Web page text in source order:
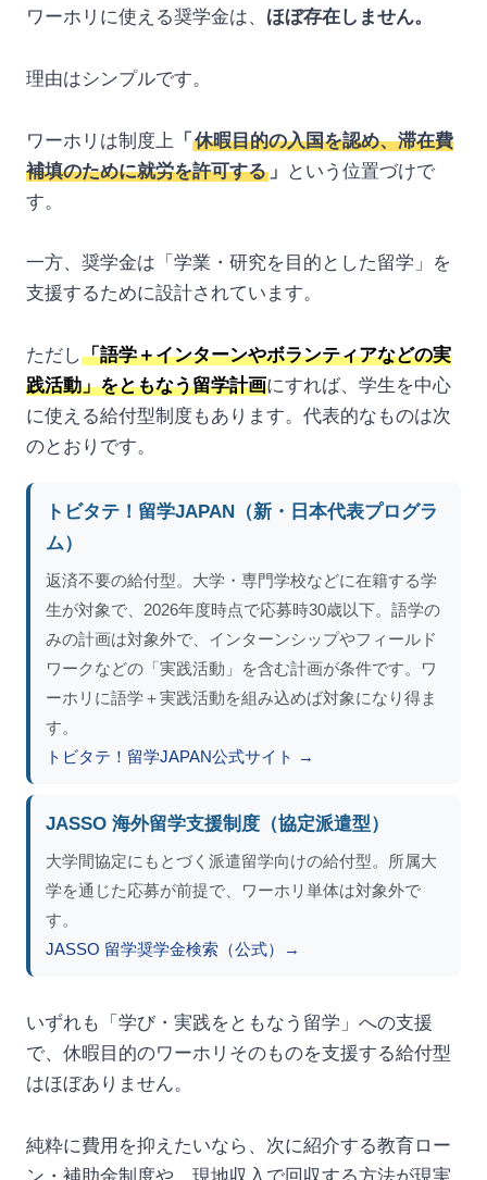
ワーホリに使える奨学金は、 ほぼ存在しません。
理由はシンプルです。
ワーホリは制度上 「 休暇目的の入国を認め、滞在費
補填のために就労を許可する」
という位置づけで
す。
一方、奨学金は「学業・研究を目的とした留学」を
支援するために設計されています。
ただし「語学＋インターンやボランティアなどの実
践活動」をともなう留学計画にすれば、学生を中心
に使える給付型制度もあります。代表的なものは次
のとおりです。
トビタテ！留学JAPAN（新・日本代表プログラ
ム）
返済不要の給付型。大学・専門学校などに在籍する学
生が対象で、2026年度時点で応募時30歳以下。語学の
みの計画は対象外で、インターンシップやフィールド
ワークなどの「実践活動」を含む計画が条件です。ワ
ーホリに語学＋実践活動を組み込めば対象になり得ま
す。
トビタテ！留学JAPAN公式サイト →
JASSO 海外留学支援制度（協定派遣型）
大学間協定にもとづく派遣留学向けの給付型。所属大
学を通じた応募が前提で、ワーホリ単体は対象外で
す。
JASSO 留学奨学金検索（公式）→
いずれも「学び・実践をともなう留学」への支援
で、休暇目的のワーホリそのものを支援する給付型
はほぼありません。
純粋に費用を抑えたいなら、次に紹介する教育ロー
ン・補助金制度や、現地収入で回収する方法が現実